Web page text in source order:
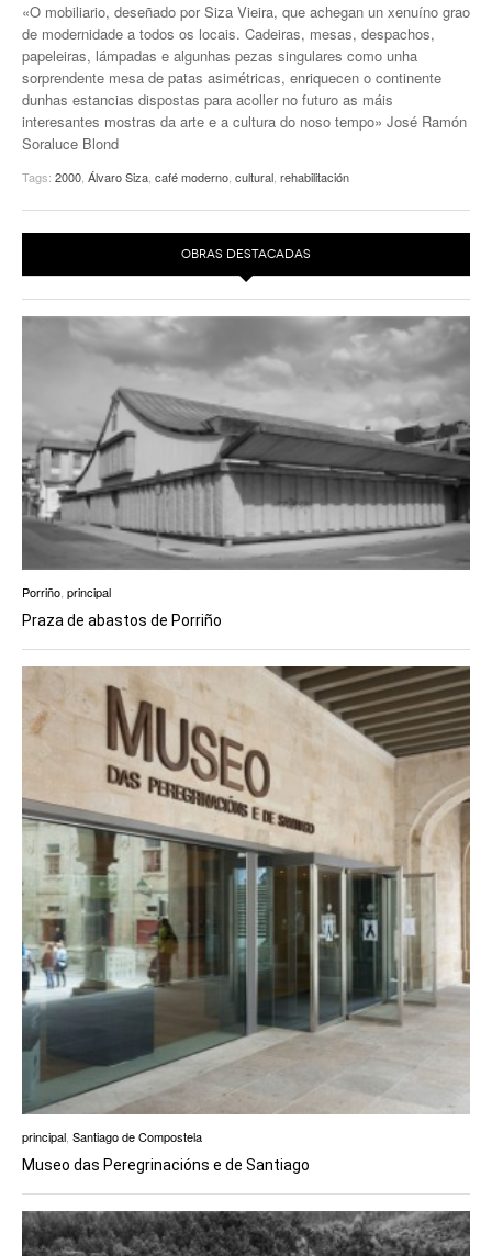
«O mobiliario, deseñado por Siza Vieira, que achegan un xenuíno grao
de modernidade a todos os locais. Cadeiras, mesas, despachos,
papeleiras, lámpadas e algunhas pezas singulares como unha
sorprendente mesa de patas asimétricas, enriquecen o continente
dunhas estancias dispostas para acoller no futuro as máis
interesantes mostras da arte e a cultura do noso tempo» José Ramón
Soraluce Blond
Tags: 2000 Álvaro Siza café moderno cultural rehabilitación
OBRAS DESTACADAS
Porriño principal
Praza de abastos de Porriño
principal Santiago de Compostela
Museo das Peregrinacións e de Santiago